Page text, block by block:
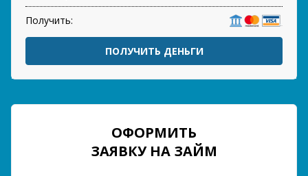
Получить:
ПОЛУЧИТЬ ДЕНЬГИ
ОФОРМИТЬ
ЗАЯВКУ НА ЗАЙМ